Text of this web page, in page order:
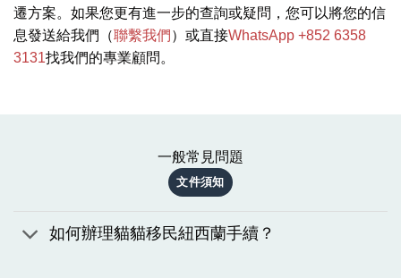
遷方案。如果您更有進一步的查詢或疑問，您可以將您的信
息發送給我們（聯繫我們 ）或直接WhatsApp +852 6358
3131找我們的專業顧問。
一般常見問題
文件須知
如何辦理貓貓移民紐西蘭手續？